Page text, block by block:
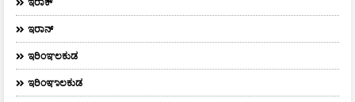
ಇರಾನ್
ಇರಿಂಞಲಕುಡ
ಇರಿಂಞಾಲಕುಡ